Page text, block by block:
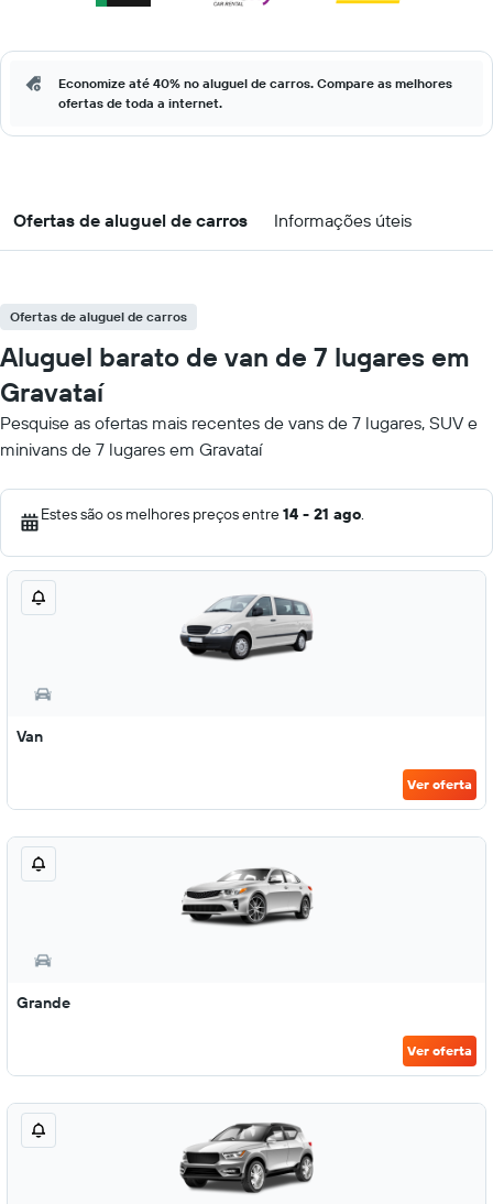
Economize até 40% no aluguel de carros. Compare as melhores
ofertas de toda a internet.
Ofertas de aluguel de carros Informações úteis
Ofertas de aluguel de carros
Aluguel barato de van de 7 lugares em
Gravataí
Pesquise as ofertas mais recentes de vans de 7 lugares, SUV e
minivans de 7 lugares em Gravataí
Estes são os melhores preços entre14 - 21 ago.
Van
Ver oferta
Grande
Ver oferta